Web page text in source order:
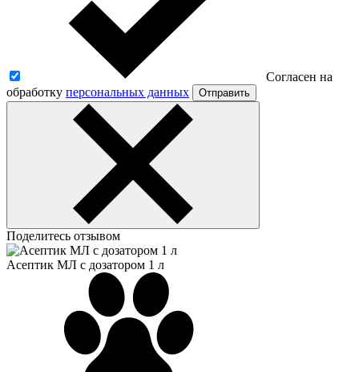
Согласен на
обработку персональных данных Отправить
Поделитесь отзывом
Асептик МЛ с дозатором 1 л